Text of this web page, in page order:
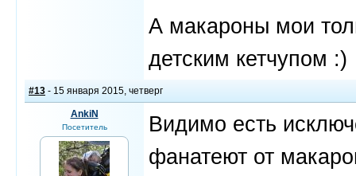
А макароны мои
детским кетчупом :)
#13 - 15 января 2015, четверг
AnkiN
Посетитель
Видимо есть
фанатеют от